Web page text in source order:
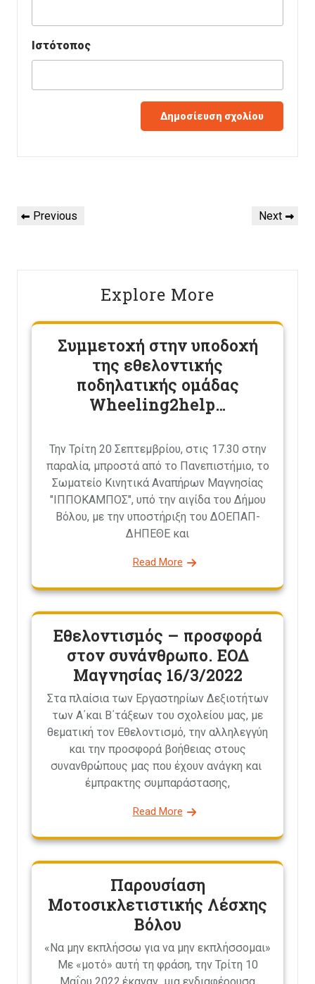
Ιστότοπος
Πλοήγηση
άρθρων
Previous
Previous
Next
Next
Explore More
Συμμετοχή στην υποδοχή
της εθελοντικής
ποδηλατικής ομάδας
Wheeling2help…
Την Τρίτη 20 Σεπτεμβρίου, στις 17.30 στην
παραλία, μπροστά από το Πανεπιστήμιο, το
Σωματείο Κινητικά Αναπήρων Μαγνησίας
"ΙΠΠΟΚΑΜΠΟΣ", υπό την αιγίδα του Δήμου
Βόλου, με την υποστήριξη του ΔΟΕΠΑΠ-
ΔΗΠΕΘΕ και
Read More
Εθελοντισμός – προσφορά
στον συνάνθρωπο. ΕΟΔ
Μαγνησίας 16/3/2022
Στα πλαίσια των Εργαστηρίων Δεξιοτήτων
των Α΄και Β΄τάξεων του σχολείου μας, με
θεματική τον Εθελοντισμό, την αλληλεγγύη
και την προσφορά βοήθειας στους
συνανθρώπους μας που έχουν ανάγκη και
έμπρακτης συμπαράστασης,
Read More
Παρουσίαση
Μοτοσικλετιστικής Λέσχης
Βόλου
«Να μην εκπλήσσω για να μην εκπλήσσομαι»
Με «μοτό» αυτή τη φράση, την Τρίτη 10